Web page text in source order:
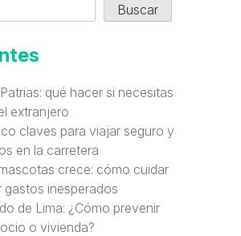
Buscar
qué hacer si necesitas
extranjero
claves para viajar seguro y
en la carretera
crece: cómo cuidar
gastos inesperados
de Lima: ¿Cómo prevenir
o vivienda?